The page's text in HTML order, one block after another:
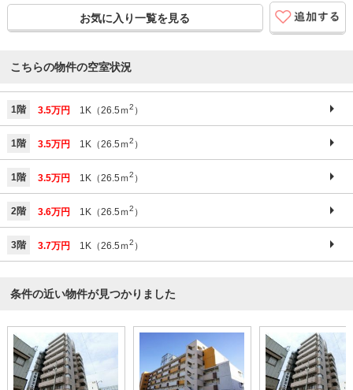
お気に入り一覧を見る
こちらの物件の空室状況
1階 3.5万円 1K（26.5ｍ2 ）
1階 3.5万円 1K（26.5ｍ2 ）
1階 3.5万円 1K（26.5ｍ2 ）
2階 3.6万円 1K（26.5ｍ2 ）
3階 3.7万円 1K（26.5ｍ2 ）
条件の近い物件が見つかりました